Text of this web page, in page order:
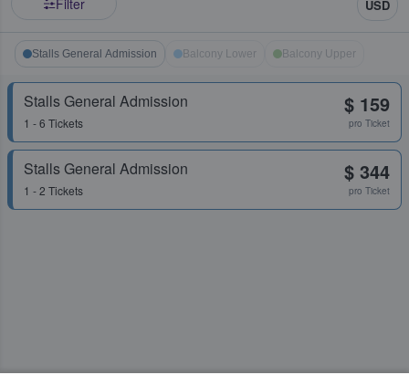
Filter USD
Stalls General Admission Balcony Lower Balcony Upper
Stalls General Admission
1 - 6 Tickets
$ 159
pro Ticket
Stalls General Admission
1 - 2 Tickets
$ 344
pro Ticket